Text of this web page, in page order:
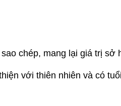
chép, mang lại giá trị
với thiên nhiên và có